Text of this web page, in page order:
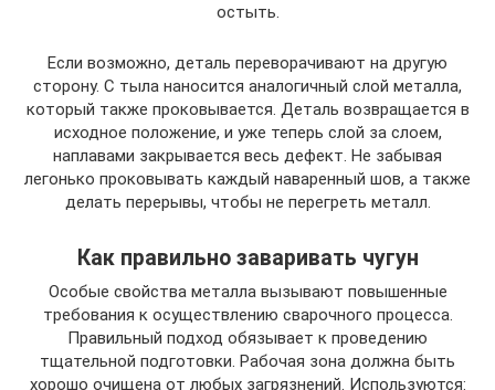
остыть.
Если возможно, деталь переворачивают на другую
сторону. С тыла наносится аналогичный слой металла,
который также проковывается. Деталь возвращается в
исходное положение, и уже теперь слой за слоем,
наплавами закрывается весь дефект. Не забывая
легонько проковывать каждый наваренный шов, а также
делать перерывы, чтобы не перегреть металл.
Как правильно заваривать чугун
Особые свойства металла вызывают повышенные
требования к осуществлению сварочного процесса.
Правильный подход обязывает к проведению
тщательной подготовки. Рабочая зона должна быть
хорошо очищена от любых загрязнений. Используются: